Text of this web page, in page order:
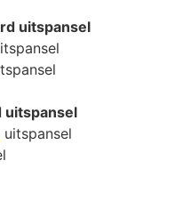
uitspansel
uitspansel
uitspansel